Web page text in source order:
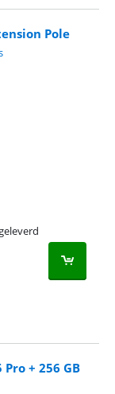
Pole
+ 256 GB